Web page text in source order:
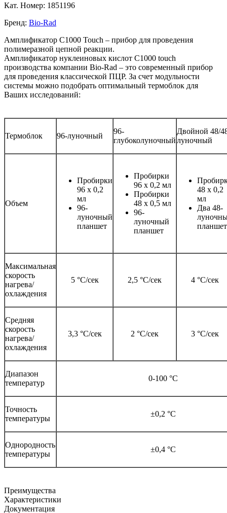
Кат. Номер: 1851196
Бренд: Bio-Rad
Амплификатор C1000 Touch – прибор для проведения
полимеразной цепной реакции.
Амплификатор нуклеиновых кислот C1000 touch
производства компании Bio-Rad – это современный прибор
для проведения классической ПЦР. За счет модульности
системы можно подобрать оптимальный термоблок для
Ваших исследований:
Термоблок 96-луночный
96-
глубоколуночный
Двойной 48/
луночный
Объем
Пробирки
96 х 0,2
мл
96-
луночный
планшет
Пробирки
96 х 0,2 мл
Пробирки
48 х 0,5 мл
96-
луночный
планшет
48 х 0,2
мл
Два 48-
Максимальная
скорость
нагрева/
охлаждения
5 °С/сек 2,5 °С/сек 4 °С/сек
Средняя
скорость
нагрева/
охлаждения
3,3 °С/сек 2 °С/сек 3 °С/сек
Диапазон
температур
0-100 °С
Точность
температуры
±0,2 °С
Однородность
температуры
±0,4 °С
Преимущества
Характеристики
Документация